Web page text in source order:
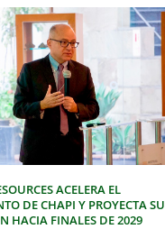
ACELERA EL
DE CHAPI Y PROYECTA SU
HACIA FINALES DE 2029